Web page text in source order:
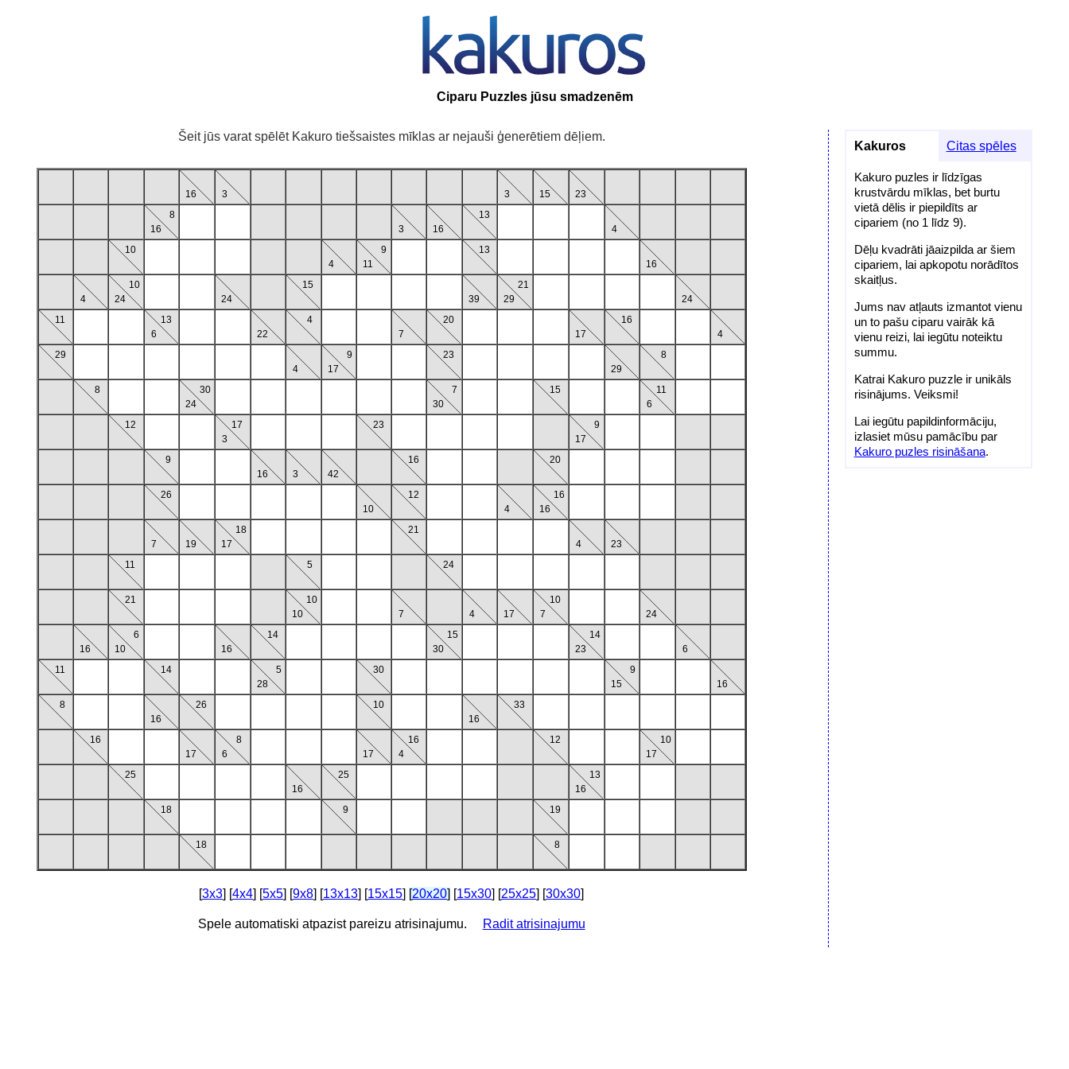
Ciparu Puzzles jūsu smadzenēm
Šeit jūs varat spēlēt Kakuro tiešsaistes mīklas ar nejauši ģenerētiem dēļiem.
16 3 3 15
23
8
16
3 16
13
4
10
4
9
11
13
16
4
10
24
24
15
39
21
29
24
11
13
6
22
4
7
20
17
16
4
29
4
9
17
23
29
8
8
30
24
7
30
15
11
6
12
17
3
23
9
17
9
16
3 42
16 20
26
10
12
4
16
16
7 19
18
17
21
4
23
11
5 24
21
10
10
7 4 17
10
7
24
16
6
10
16
14
15
30
14
23
6
11
14
5
28
30
9
15
16
8
16
26
10
16
33
16
17
8
6
17
16
4
12
10
17
25
16
25
13
16
18
9 19
18 8
[3x3] [4x4] [5x5] [9x8] [13x13] [15x15] [20x20] [15x30] [25x25] [30x30]
Spele automatiski atpazist pareizu atrisinajumu. Radit atrisinajumu
Kakuros Citas spēles
Kakuro puzles ir līdzīgas
krustvārdu mīklas, bet burtu
vietā dēlis ir piepildīts ar
cipariem (no 1 līdz 9).
Dēļu kvadrāti jāaizpilda ar šiem
cipariem, lai apkopotu norādītos
skaitļus.
Jums nav atļauts izmantot vienu
un to pašu ciparu vairāk kā
vienu reizi, lai iegūtu noteiktu
summu.
Katrai Kakuro puzzle ir unikāls
risinājums. Veiksmi!
Lai iegūtu papildinformāciju,
izlasiet mūsu pamācību par
Kakuro puzles risināšana.